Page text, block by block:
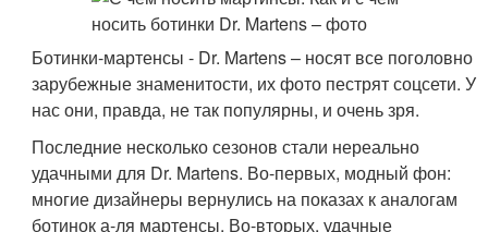
Ботинки-мартенсы - Dr. Martens – носят все поголовно
зарубежные знаменитости, их фото пестрят соцсети. У
нас они, правда, не так популярны, и очень зря.
Последние несколько сезонов стали нереально
удачными для Dr. Martens. Во-первых, модный фон:
многие дизайнеры вернулись на показах к аналогам
ботинок а-ля мартенсы. Во-вторых, удачные